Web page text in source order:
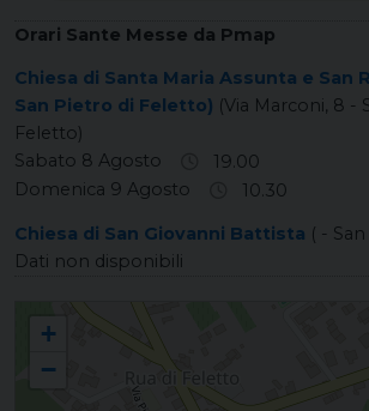
Orari Sante Messe da Pmap
Chiesa di Santa Maria Assunta e San
San Pietro di Feletto) (Via Marconi, 8 -
Feletto)
Sabato 8 Agosto
19.00
Domenica 9 Agosto
10.30
Chiesa di San Giovanni Battista ( -
Dati non disponibili
RUA DI FELETTO Santa Maria Assunta e San
+
−